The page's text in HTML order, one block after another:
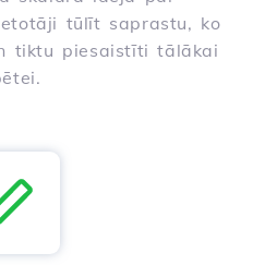
tūlīt saprastu, ko
tiktu piesaistīti tālākai